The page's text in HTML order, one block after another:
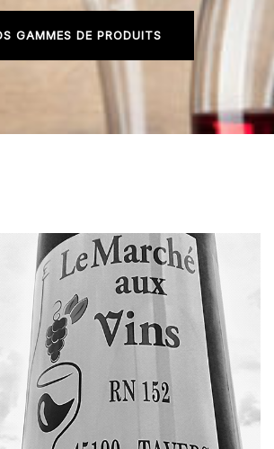
GAMMES DE PRODUITS